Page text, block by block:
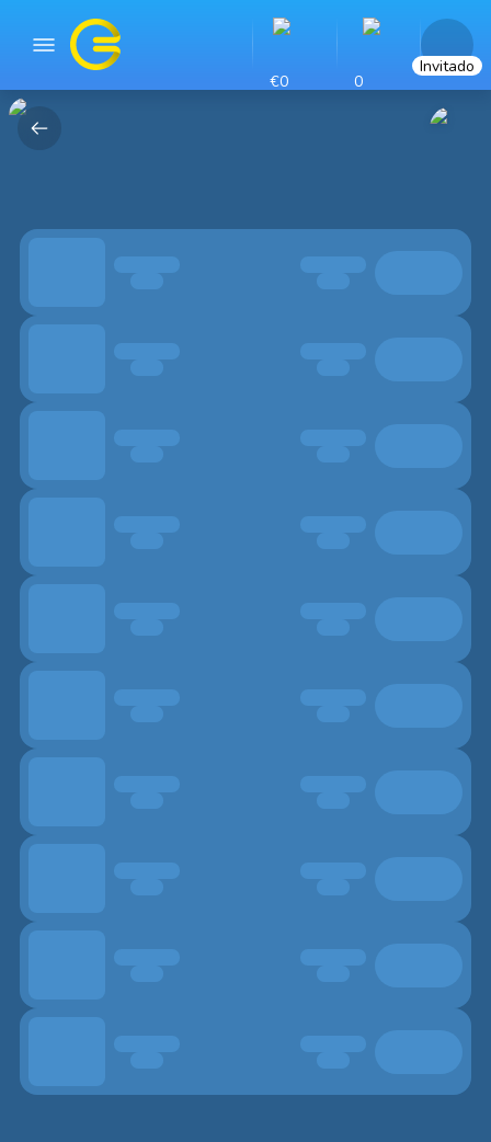
€0 0
Invitado